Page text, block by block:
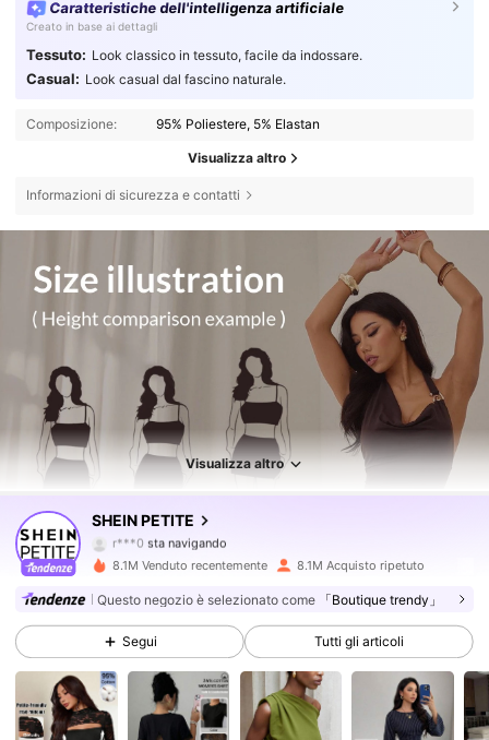
Caratteristiche dell'intelligenza artificiale
Creato in base ai dettagli
Tessuto: Look classico in tessuto, facile da indossare.
Casual: Look casual dal fascino naturale.
Composizione: 95% Poliestere, 5% Elastan
Visualizza altro
Informazioni di sicurezza e contatti
Visualizza altro
SHEIN PETITE
2.3M Follower
r***0 sta navigando
4.83
2.3M Follower
4.83 2.3M Follower
4.83 2.3M Follower
8.1M Venduto recentemente 8.1M Acquisto ripetuto
Questo negozio è selezionato come 「Boutique trendy」
Segui Tutti gli articoli